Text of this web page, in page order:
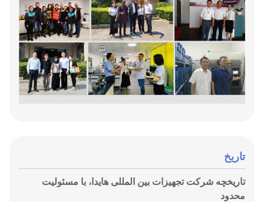
تاریخ
تاریخچه شرکت تجهیزات بین المللی هایدا، با مسئولیت
محدود